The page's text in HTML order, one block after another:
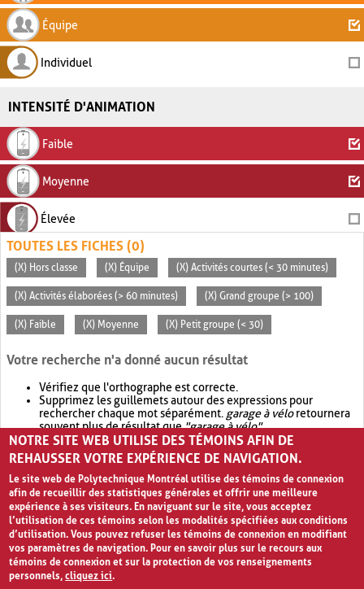
Équipe
Individuel
INTENSITÉ D'ANIMATION
Faible
Moyenne
Élevée
TOUTES LES FICHES (0)
(X) Hors classe (X) Équipe (X) Activités courtes (< 30 minutes)
(X) Activités élaborées (> 60 minutes) (X) Grand groupe (> 100)
(X) Faible (X) Moyenne (X) Petit groupe (< 30)
Votre recherche n'a donné aucun résultat
Vérifiez que l'orthographe est correcte.
Supprimez les guillemets autour des expressions pour
rechercher chaque mot séparément. garage à véloretournera
souvent plus de résultat que"garage à vélo".
Envisagez d'élargir votre recherche avec OR.garage OR vélo
retournera souvent plus de résultat quegarage à vélo
NOTRE SITE WEB UTILISE DES TÉMOINS AFIN DE
REHAUSSER VOTRE EXPÉRIENCE DE NAVIGATION.
Le site web de Polytechnique Montréal utilise des témoins de connexion
afin de recueillir des statistiques générales et offrir une meilleure
expérience à ses visiteurs. En naviguant sur le site, vous acceptez
l’utilisation de ces témoins selon les modalités spécifiées aux conditions
d’utilisation. Vous pouvez refuser les témoins de connexion en modifiant
vos paramètres de navigation. Pour en savoir plus sur le recours aux
témoins de connexion et sur la protection de vos renseignements
personnels,cliquez ici.